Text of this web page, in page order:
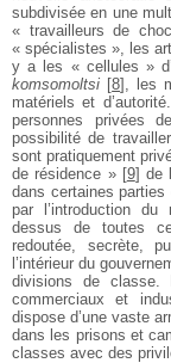
subdivisée en une
« travailleurs de
« spécialistes », les
y a les « cellules »
komsomoltsi [8]
, les
matériels et
personnes privées
possibilité de
sont pratiquement
de résidence »[9] de
dans certaines
par l’introduction du
dessus de toutes
redoutée, secrète,
l’intérieur du
divisions de classe.
commerciaux et
dispose d’une vaste
dans les prisons et
classes avec des